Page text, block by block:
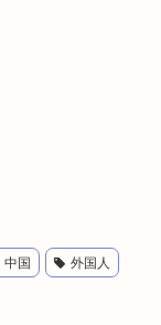
中国 外国人